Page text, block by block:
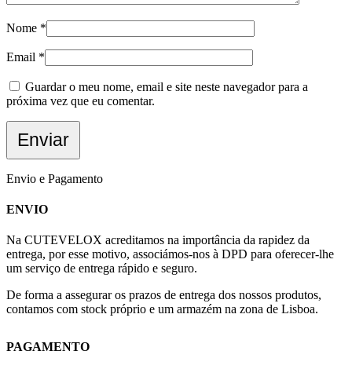
Nome *
Email *
Guardar o meu nome, email e site neste navegador para a
próxima vez que eu comentar.
Envio e Pagamento
ENVIO
Na CUTEVELOX acreditamos na importância da rapidez da
entrega, por esse motivo, associámos-nos à DPD para oferecer-lhe
um serviço de entrega rápido e seguro.
De forma a assegurar os prazos de entrega dos nossos produtos,
contamos com stock próprio e um armazém na zona de Lisboa.
PAGAMENTO